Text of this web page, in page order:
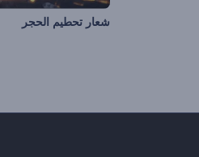
شعار تحطيم الحجر